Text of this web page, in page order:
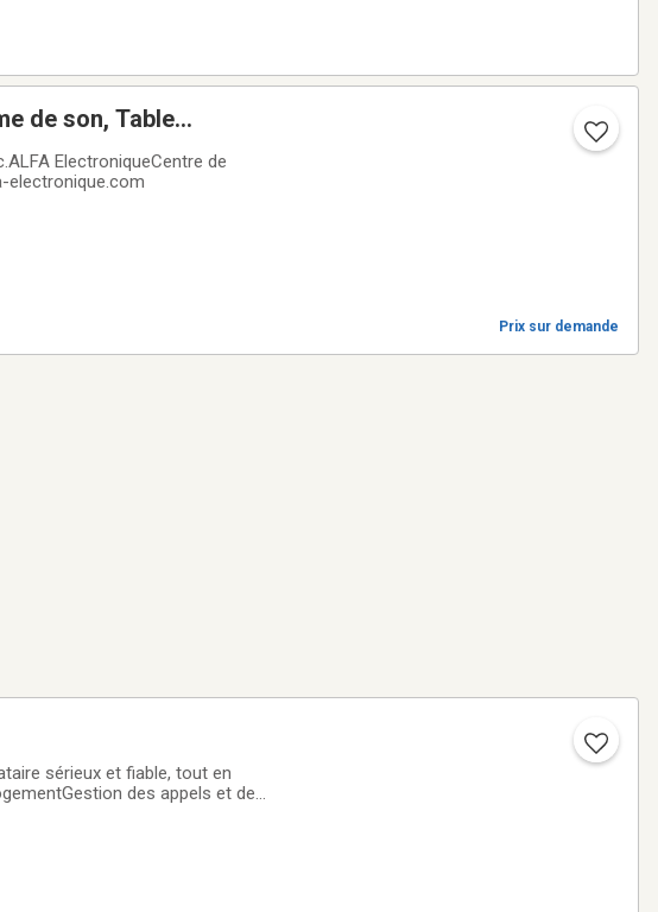
de son, Table
ElectroniqueCentre de
electronique.com
Prix sur demande
sérieux et fiable, tout en
des appels et des